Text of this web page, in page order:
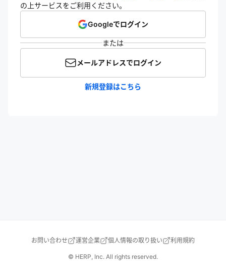
の上サービスをご利用ください。
Googleでログイン
または
メールアドレスでログイン
新規登録はこちら
お問い合わせ 運営企業 個人情報の取り扱い 利用規約
© HERP, Inc. All rights reserved.